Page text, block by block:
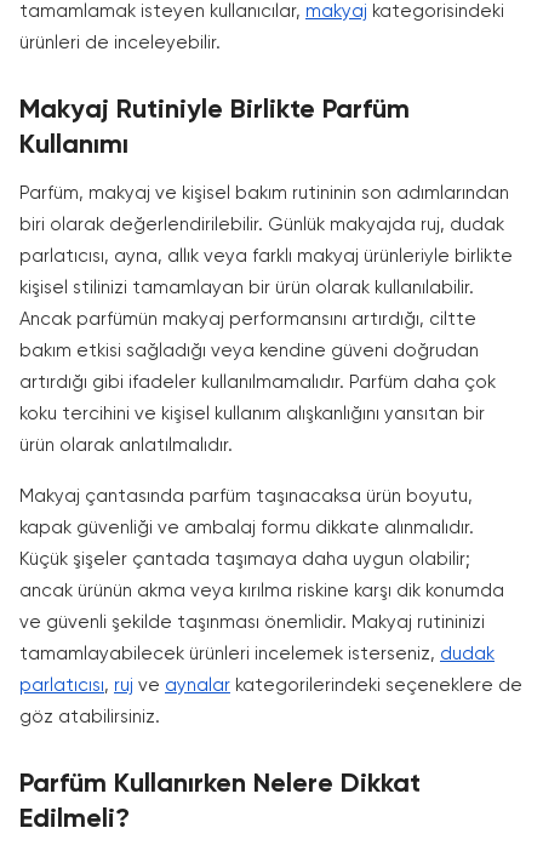
tamamlamak isteyen kullanıcılar, makyaj kategorisindeki
ürünleri de inceleyebilir.
Makyaj Rutiniyle Birlikte Parfüm
Kullanımı
Parfüm, makyaj ve kişisel bakım rutininin son adımlarından
biri olarak değerlendirilebilir. Günlük makyajda ruj, dudak
parlatıcısı, ayna, allık veya farklı makyaj ürünleriyle birlikte
kişisel stilinizi tamamlayan bir ürün olarak kullanılabilir.
Ancak parfümün makyaj performansını artırdığı, ciltte
bakım etkisi sağladığı veya kendine güveni doğrudan
artırdığı gibi ifadeler kullanılmamalıdır. Parfüm daha çok
koku tercihini ve kişisel kullanım alışkanlığını yansıtan bir
ürün olarak anlatılmalıdır.
Makyaj çantasında parfüm taşınacaksa ürün boyutu,
kapak güvenliği ve ambalaj formu dikkate alınmalıdır.
Küçük şişeler çantada taşımaya daha uygun olabilir;
ancak ürünün akma veya kırılma riskine karşı dik konumda
ve güvenli şekilde taşınması önemlidir. Makyaj rutininizi
tamamlayabilecek ürünleri incelemek isterseniz, dudak
parlatıcısı, ruj ve aynalar kategorilerindeki seçeneklere de
göz atabilirsiniz.
Parfüm Kullanırken Nelere Dikkat
Edilmeli?